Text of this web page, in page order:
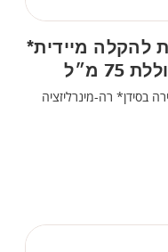
להקלה מיידית*
מ״ל
רה-מינרליזציה